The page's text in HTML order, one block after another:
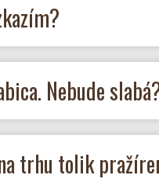
Nebude
trhu tolik